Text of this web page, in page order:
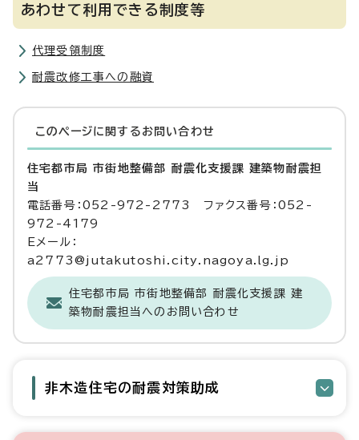
あわせて利用できる制度等
代理受領制度
耐震改修工事への融資
このページに関する お問い合わせ
住宅都市局 市街地整備部 耐震化支援課 建築物耐震担
当
電話番号：052-972-2773 ファクス番号：052-
972-4179
Eメール：
a2773@jutakutoshi.city.nagoya.lg.jp
住宅都市局 市街地整備部 耐震化支援課 建
築物耐震担当へのお問い合わせ
非木造住宅の耐震対策助成